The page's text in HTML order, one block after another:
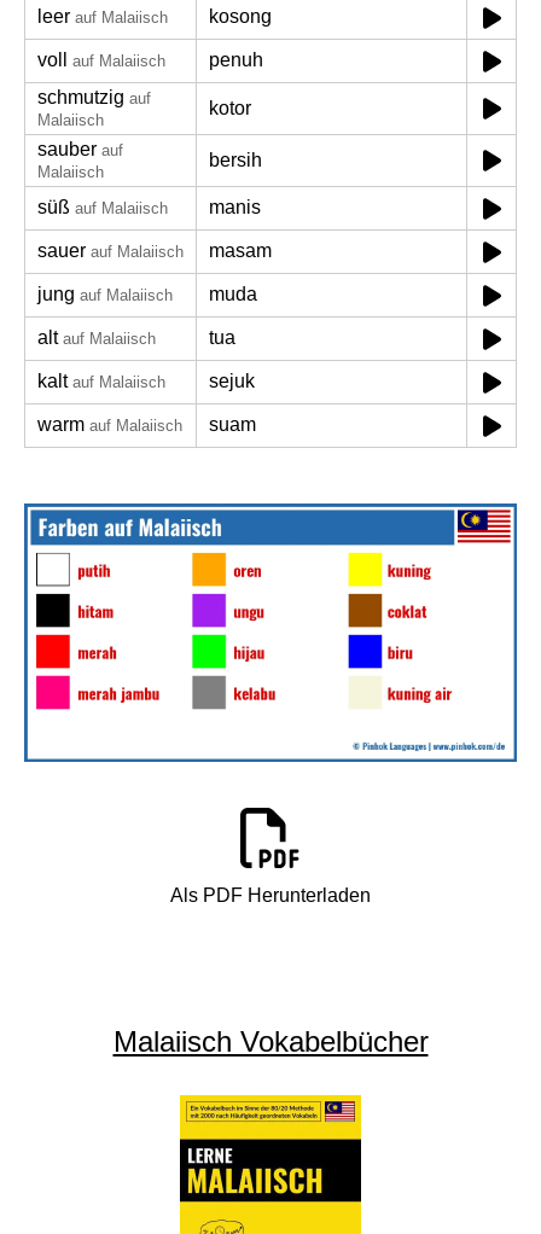
leer auf Malaiisch kosong
voll auf Malaiisch
penuh
schmutzig auf
Malaiisch
kotor
sauber auf
Malaiisch
bersih
süß auf Malaiisch manis
sauer auf Malaiisch masam
jung auf Malaiisch muda
alt auf Malaiisch tua
kalt auf Malaiisch sejuk
warm auf Malaiisch suam
Als PDF Herunterladen
Malaiisch Vokabelbücher